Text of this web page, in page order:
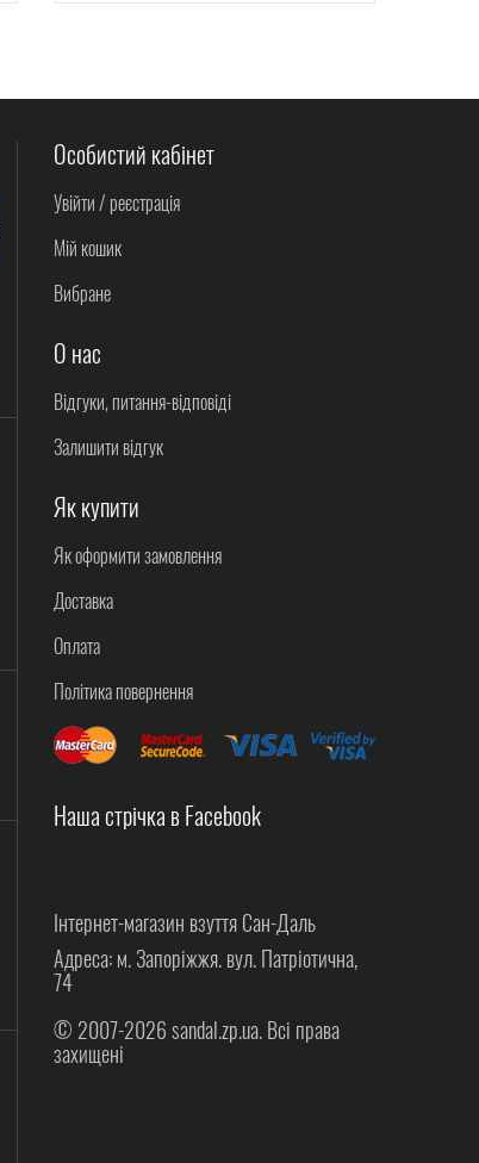
Особистий кабінет
Увійти / реєстрація
Мій кошик
Вибране
О нас
Відгуки, питання-відповіді
Залишити відгук
Як купити
Як оформити замовлення
Доставка
Оплата
Політика повернення
Наша стрічка в Facebook
Інтернет-магазин взуття Сан-Даль
Адреса: м. Запоріжжя. вул. Патріотична,
74
© 2007-2026 sandal.zp.ua. Всі права
захищені